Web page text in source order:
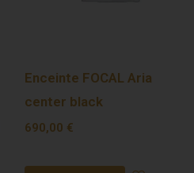
Enceinte FOCAL Aria
center black
690,00 €